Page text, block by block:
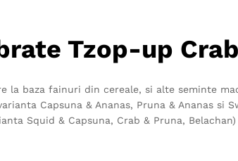
Tzop-up
la baza fainuri din cereale, si alte seminte
Capsuna & Ananas, Pruna & Ananas si
Squid & Capsuna, Crab & Pruna,